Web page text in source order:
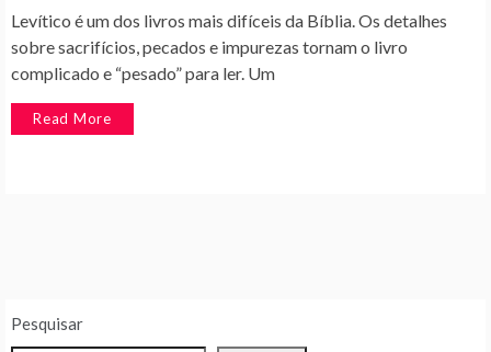
Levítico é um dos livros mais difíceis da Bíblia. Os detalhes
sobre sacrifícios, pecados e impurezas tornam o livro
complicado e “pesado” para ler. Um
Read More
Pesquisar